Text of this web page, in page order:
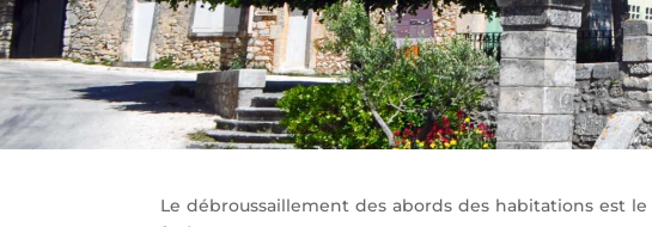
Le débroussaillement des abords des habitations est